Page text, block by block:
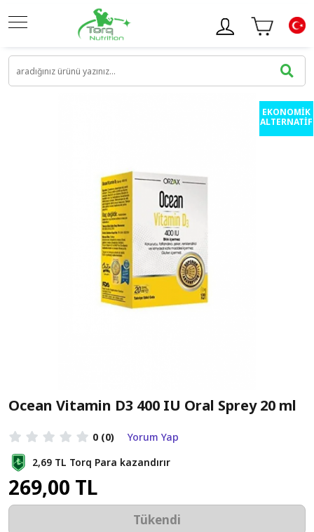
EKONOMİK
ALTERNATİF
Ocean Vitamin D3 400 IU Oral Sprey 20 ml
0 (0)
Yorum Yap
2,69 TL Torq Para kazandırır
269,00 TL
Tükendi